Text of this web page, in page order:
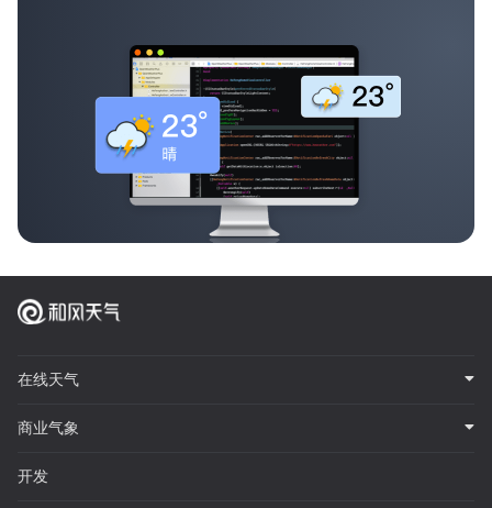
在线天气
商业气象
开发